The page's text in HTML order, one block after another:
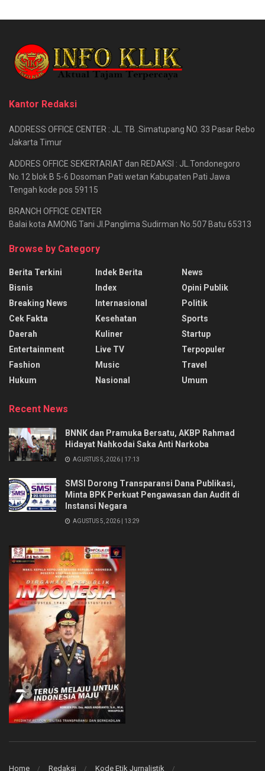
Kantor Redaksi
ADDRESS OFFICE CENTER : JL. TB .Simatupang NO. 33 Pasar Rebo
Jakarta Timur
ADDRES OFFICE SEKERTARIAT dan REDAKSI : JL.Tondonegoro
No.12 blok B 5-6 Dosoman Pati wetan Kabupaten Pati Jawa
Tengah kode pos 59115
BRANCH OFFICE CENTER
Balai kota AMONG Tani Jl.Panglima Sudirman No.507 Batu 65313
Browse by Category
Berita Terkini
Bisnis
Breaking News
Cek Fakta
Daerah
Entertainment
Fashion
Hukum
Indek Berita
Index
Internasional
Kesehatan
Kuliner
Live TV
Music
Nasional
News
Opini Publik
Politik
Sports
Startup
Terpopuler
Travel
Umum
Recent News
BNNK dan Pramuka Bersatu, AKBP Rahmad
Hidayat Nahkodai Saka Anti Narkoba
AGUSTUS 5, 2026 | 17:13
SMSI Dorong Transparansi Dana Publikasi,
Minta BPK Perkuat Pengawasan dan Audit di
Instansi Negara
AGUSTUS 5, 2026 | 13:29
Home Redaksi Kode Etik Jurnalistik